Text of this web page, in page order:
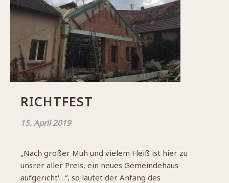
RICHTFEST
15. April 2019
„Nach großer Müh und vielem Fleiß ist hier zu
unsrer aller Preis, ein neues Gemeindehaus
aufgericht‘…“, so lautet der Anfang des